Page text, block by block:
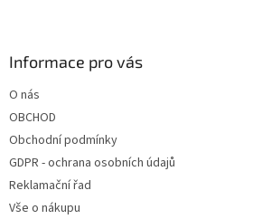
Informace pro vás
O nás
OBCHOD
Obchodní podmínky
GDPR - ochrana osobních údajů
Reklamační řad
Vše o nákupu